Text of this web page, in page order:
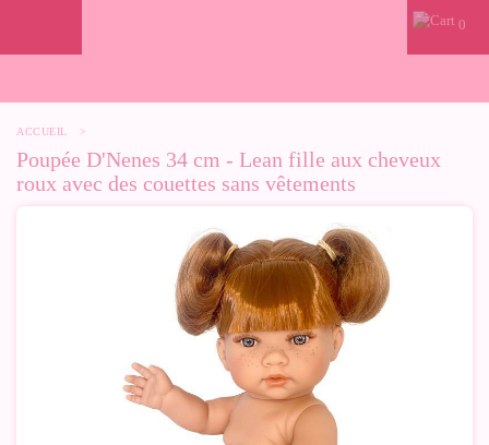
0
ACCUEIL >
Poupée D'Nenes 34 cm - Lean fille aux cheveux
roux avec des couettes sans vêtements